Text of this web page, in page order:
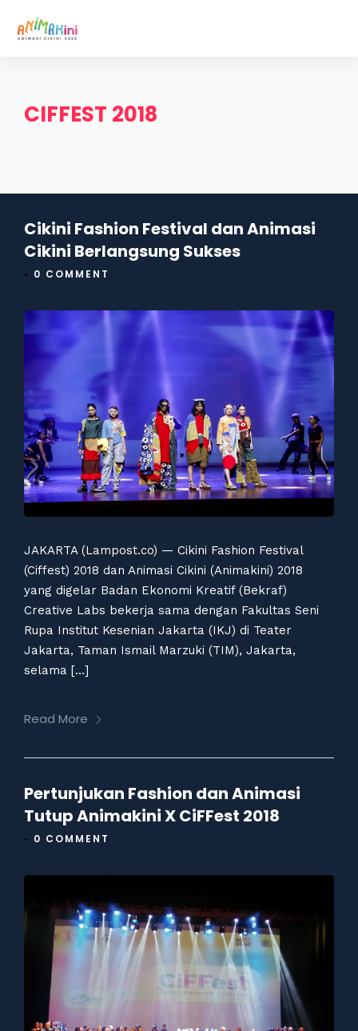
CIFFEST 2018
Cikini Fashion Festival dan Animasi
Cikini Berlangsung Sukses
• 0 COMMENT
JAKARTA (Lampost.co) — Cikini Fashion Festival
(Ciffest) 2018 dan Animasi Cikini (Animakini) 2018
yang digelar Badan Ekonomi Kreatif (Bekraf)
Creative Labs bekerja sama dengan Fakultas Seni
Rupa Institut Kesenian Jakarta (IKJ) di Teater
Jakarta, Taman Ismail Marzuki (TIM), Jakarta,
selama […]
Read More
Pertunjukan Fashion dan Animasi
Tutup Animakini X CiFFest 2018
• 0 COMMENT